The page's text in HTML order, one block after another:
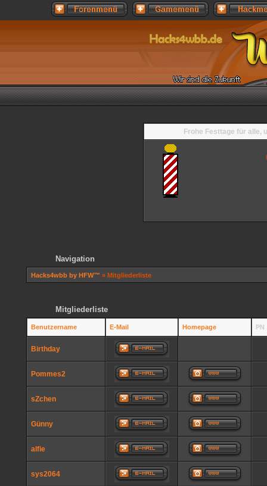
Frohe Festtage für alle,
Navigation
Hacks4wbb by HFW™ » Mitgliederliste
Mitgliederliste
Benutzername E-Mail Homepage PN
Birthday
Pommes2
sZchen
Günny
alfie
sys2064